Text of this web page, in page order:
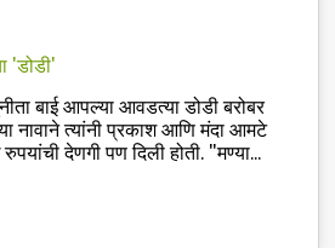
'डोडी'
बाई आपल्या आवडत्या डोडी बरोबर
नावाने त्यांनी प्रकाश आणि मंदा आमटे
देणगी पण दिली होती. "मण्या...